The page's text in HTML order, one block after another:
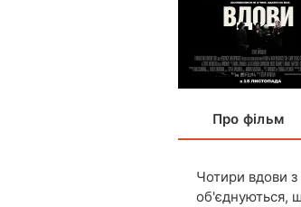
Про фільм
Чотири вдови з
об'єднуються,